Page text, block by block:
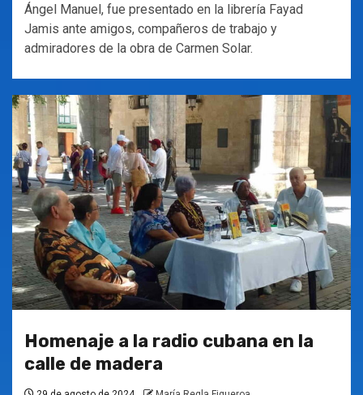
Ángel Manuel, fue presentado en la librería Fayad
Jamis ante amigos, compañeros de trabajo y
admiradores de la obra de Carmen Solar.
Homenaje a la radio cubana en la
calle de madera